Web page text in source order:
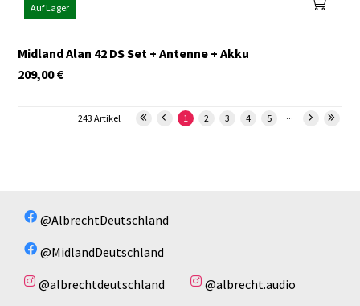
Auf Lager
Midland Alan 42 DS Set + Antenne + Akku
€
209,00
1 2 3 4 5 ...
243 Artikel
@AlbrechtDeutschland
@MidlandDeutschland
@albrechtdeutschland
@albrecht.audio